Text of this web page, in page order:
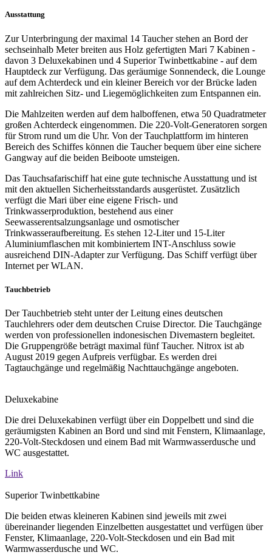
Ausstattung
Zur Unterbringung der maximal 14 Taucher stehen an Bord der
sechseinhalb Meter breiten aus Holz gefertigten Mari 7 Kabinen -
davon 3 Deluxekabinen und 4 Superior Twinbettkabine - auf dem
Hauptdeck zur Verfügung. Das geräumige Sonnendeck, die Lounge
auf dem Achterdeck und ein kleiner Bereich vor der Brücke laden
mit zahlreichen Sitz- und Liegemöglichkeiten zum Entspannen ein.
Die Mahlzeiten werden auf dem halboffenen, etwa 50 Quadratmeter
großen Achterdeck eingenommen. Die 220-Volt-Generatoren sorgen
für Strom rund um die Uhr. Von der Tauchplattform im hinteren
Bereich des Schiffes können die Taucher bequem über eine sichere
Gangway auf die beiden Beiboote umsteigen.
Das Tauchsafarischiff hat eine gute technische Ausstattung und ist
mit den aktuellen Sicherheitsstandards ausgerüstet. Zusätzlich
verfügt die Mari über eine eigene Frisch- und
Trinkwasserproduktion, bestehend aus einer
Seewasserentsalzungsanlage und osmotischer
Trinkwasseraufbereitung. Es stehen 12-Liter und 15-Liter
Aluminiumflaschen mit kombiniertem INT-Anschluss sowie
ausreichend DIN-Adapter zur Verfügung. Das Schiff verfügt über
Internet per WLAN.
Tauchbetrieb
Der Tauchbetrieb steht unter der Leitung eines deutschen
Tauchlehrers oder dem deutschen Cruise Director. Die Tauchgänge
werden von professionellen indonesischen Divemastern begleitet.
Die Gruppengröße beträgt maximal fünf Taucher. Nitrox ist ab
August 2019 gegen Aufpreis verfügbar. Es werden drei
Tagtauchgänge und regelmäßig Nachttauchgänge angeboten.
Deluxekabine
Die drei Deluxekabinen verfügt über ein Doppelbett und sind die
geräumigsten Kabinen an Bord und sind mit Fenstern, Klimaanlage,
220-Volt-Steckdosen und einem Bad mit Warmwasserdusche und
WC ausgestattet.
Link
Superior Twinbettkabine
Die beiden etwas kleineren Kabinen sind jeweils mit zwei
übereinander liegenden Einzelbetten ausgestattet und verfügen über
Fenster, Klimaanlage, 220-Volt-Steckdosen und ein Bad mit
Warmwasserdusche und WC.